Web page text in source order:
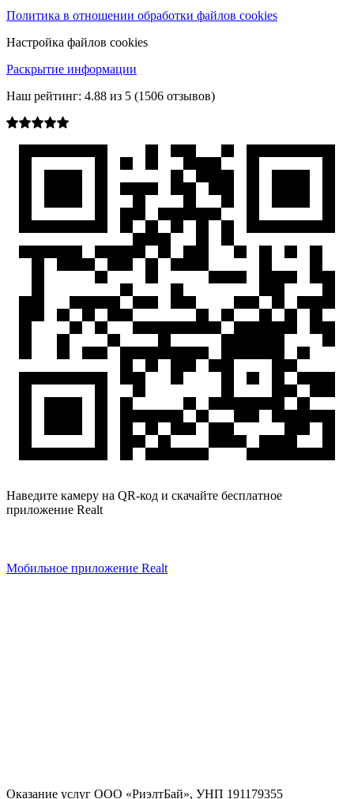
Политика в отношении обработки файлов cookies
Настройка файлов cookies
Раскрытие информации
Наш рейтинг: 4.88 из 5 (1506 отзывов)
Наведите камеру на QR-код и скачайте бесплатное
приложение Realt
Мобильное приложение Realt
Оказание услуг ООО «РиэлтБай», УНП 191179355